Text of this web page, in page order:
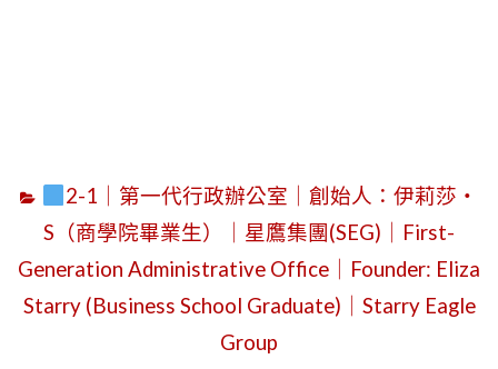
2-1｜第一代行政辦公室｜創始人：伊莉莎・
S（商學院畢業生）｜星鷹集團(SEG)｜First-
Generation Administrative Office｜Founder: Eliza
Starry (Business School Graduate)｜Starry Eagle
Group